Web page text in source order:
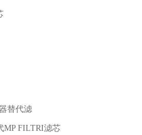
替代滤
MP FILTRI滤芯